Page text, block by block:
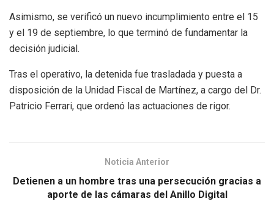
Asimismo, se verificó un nuevo incumplimiento entre el 15
y el 19 de septiembre, lo que terminó de fundamentar la
decisión judicial.
Tras el operativo, la detenida fue trasladada y puesta a
disposición de la Unidad Fiscal de Martínez, a cargo del Dr.
Patricio Ferrari, que ordenó las actuaciones de rigor.
Noticia Anterior
Detienen a un hombre tras una persecución gracias a
aporte de las cámaras del Anillo Digital